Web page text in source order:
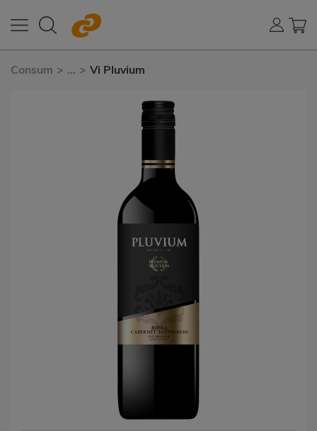
Consum > ... > Vi Pluvium